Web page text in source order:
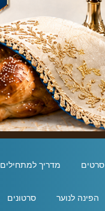
סרטים מדריך למתחילים
הפינה לנוער סרטונים